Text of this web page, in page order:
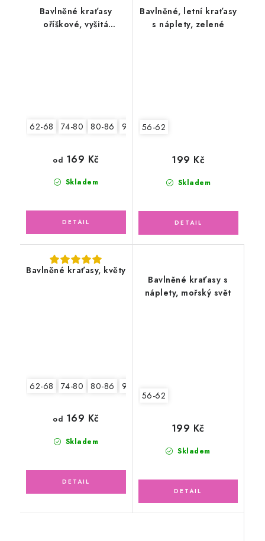
Bavlněné kraťasy
oříškové, vyšitá
62-68 74-80 80-86 92-98 104-110
Skladem
od 169 Kč
Bavlněné, letní kraťasy
s náplety, zelené
56-62
Skladem
199 Kč
Bavlněné kraťasy, květy
62-68 74-80 80-86 92-98
Skladem
od 169 Kč
Bavlněné kraťasy s
náplety, mořský svět
56-62
Skladem
199 Kč